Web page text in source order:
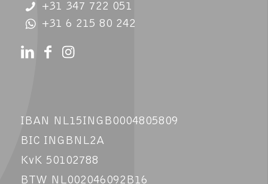
+31 347 722 051
+31 6 215 80 242
IBAN NL15INGB0004805809
BIC INGBNL2A
KvK 50102788
BTW NL002046092B16